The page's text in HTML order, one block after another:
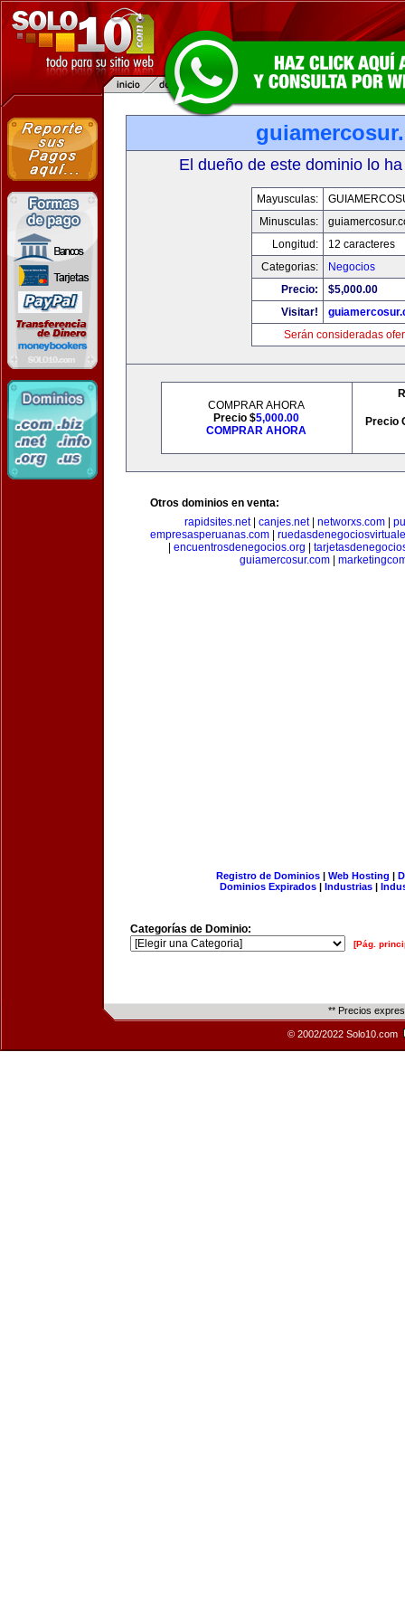
El dueño de este dominio lo
Mayusculas:
Minusculas:
Longitud:
12 caracteres
Categorias:
Negocios
Precio:
$5,000.00
Visitar!
Serán consideradas
COMPRAR AHORA
Precio $5,000.00
COMPRAR AHORA
Precio
Otros dominios en venta:
rapidsites.net| canjes.net| networxs.com
empresasperuanas.com
encuentrosdenegocios.org
guiamercosur.com
Registro de Dominios| Web Hosting |
Dominios Expirados | Industrias |
Categorías de Dominio:
[Pág.
** Precios
© 2002/2022 Solo10.com